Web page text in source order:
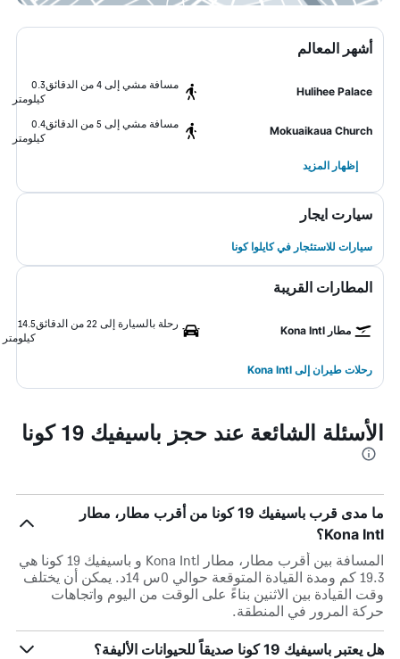
أشهر المعالم
Hulihee Palace
مسافة مشي إلى 4 من الدقائق
0.3
كيلومتر
Mokuaikaua Church
مسافة مشي إلى 5 من الدقائق
0.4
كيلومتر
إظهار المزيد
سيارت ايجار
سيارات للاستئجار في كايلوا كونا
المطارات القريبة
مطار Kona Intl
رحلة بالسيارة إلى 22 من الدقائق
14.5
كيلومتر
رحلات طيران إلى Kona Intl
الأسئلة الشائعة عند حجز باسيفيك 19 كونا
ما مدى قرب باسيفيك 19 كونا من أقرب مطار، مطار
Kona Intl؟
المسافة بين أقرب مطار، مطار Kona Intl و باسيفيك 19 كونا هي
19.3 كم ومدة القيادة المتوقعة حوالي 0س 14د. يمكن أن يختلف
وقت القيادة بين الاثنين بناءً على الوقت من اليوم واتجاهات
حركة المرور في المنطقة.
هل يعتبر باسيفيك 19 كونا صديقاً للحيوانات الأليفة؟